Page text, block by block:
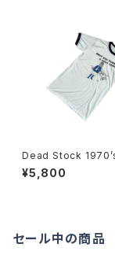
Dead Stock
Shirts -デッドストッ
代 リンガーTシャツ-
¥5,800
セール中の商品